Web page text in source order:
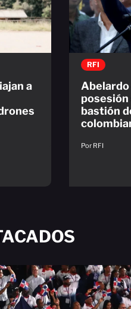
a
RFI
posesión
bastión
Por RFI